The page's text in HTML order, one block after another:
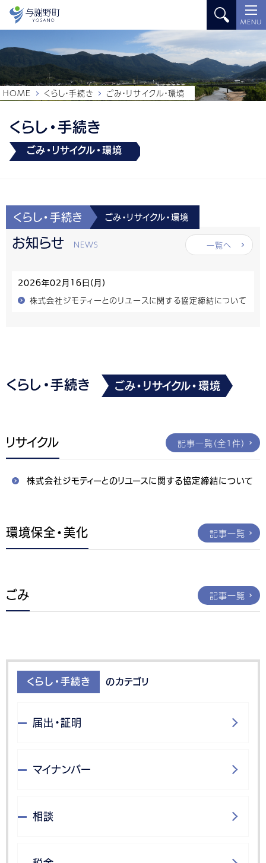
MENU
くらし・手続き
ごみ・リサイクル・環境
HOME くらし・手続き ごみ・リサイクル・環境
くらし・手続き ごみ・リサイクル・環境
お知らせ 一覧へ
2026年02月16日(月)
株式会社ジモティーとのリユースに関する協定締結について
くらし・手続き ごみ・リサイクル・環境
リサイクル 記事一覧（全1件）
株式会社ジモティーとのリユースに関する協定締結について
環境保全・美化 記事一覧
ごみ 記事一覧
くらし・手続き のカテゴリ
届出・証明
マイナンバー
相談